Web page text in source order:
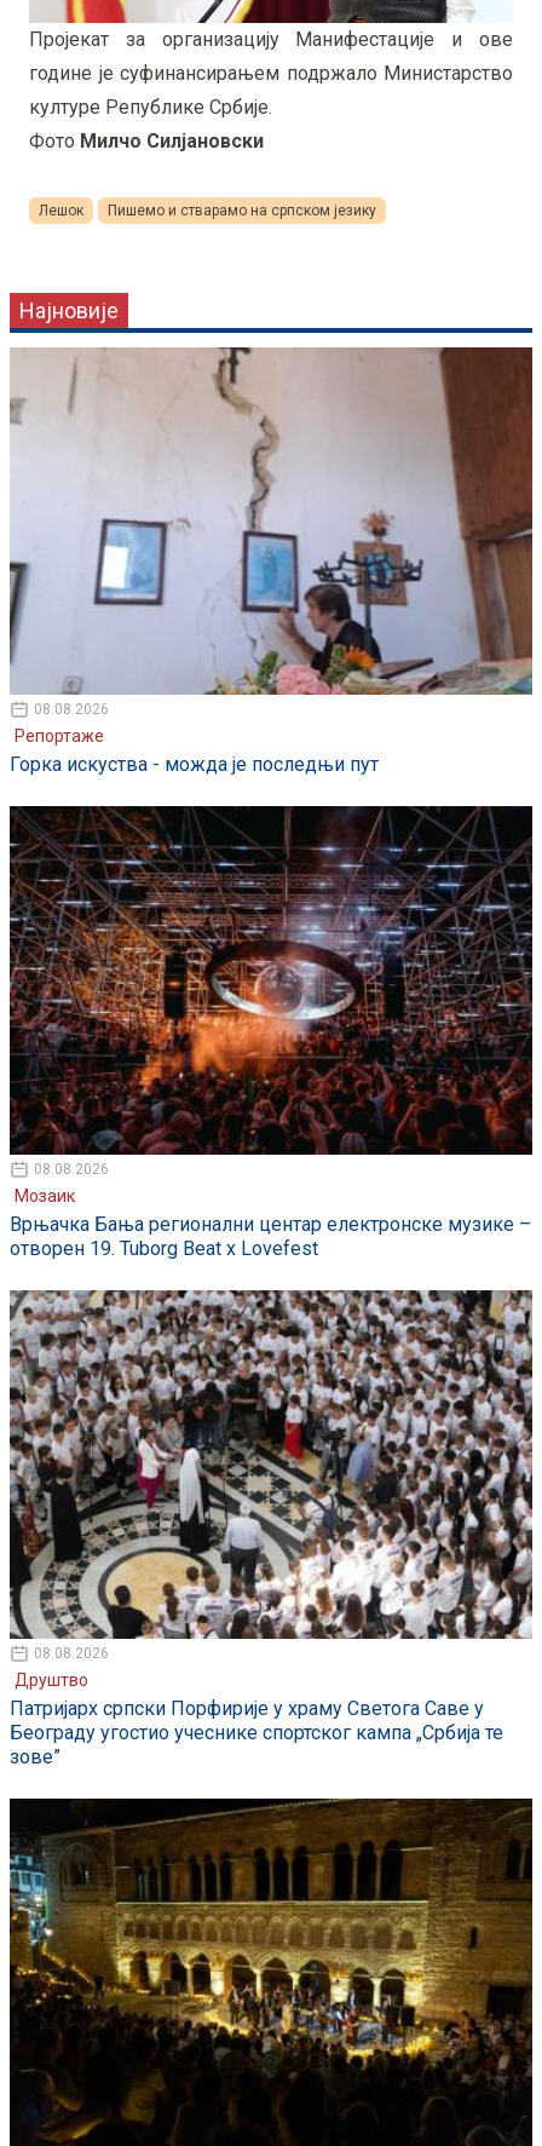
Пројекат за организацију Манифестације и ове
године је суфинансирањем подржало Министарство
културе Републике Србије.
Фото Милчо Силјановски
Лешок Пишемо и стварамо на српском језику
Најновије
08.08.2026
Репортаже
Горка искуства - можда је последњи пут
08.08.2026
Мозаик
Врњачка Бања регионални центар електронске музике –
отворен 19. Tuborg Beat x Lovefest
08.08.2026
Друштво
Патријарх српски Порфирије у храму Светога Саве у
Београду угостио учеснике спортског кампа „Србија те
зове”